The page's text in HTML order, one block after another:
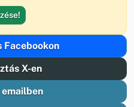
X-en